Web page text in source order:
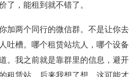
了，能租到就不错了。
加两个同行的微信群。不是让你去
吐槽。哪个租赁站坑人，哪个设备
。我之前就是靠群里的信息，避开
租赁站。后来我想了想，这可能才